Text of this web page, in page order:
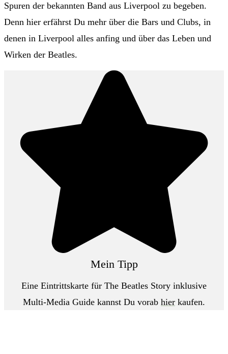
Spuren der bekannten Band aus Liverpool zu begeben.
Denn hier erfährst Du mehr über die Bars und Clubs, in
denen in Liverpool alles anfing und über das Leben und
Wirken der Beatles.
Mein Tipp
Eine Eintrittskarte für The Beatles Story inklusive
Multi-Media Guide kannst Du vorab hier kaufen.